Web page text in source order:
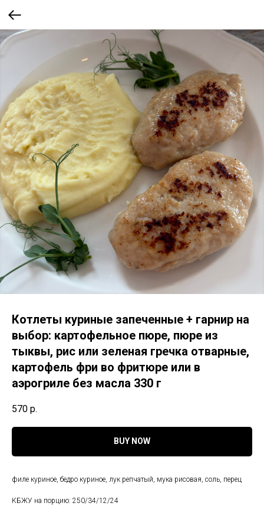
Котлеты куриные запеченные + гарнир на
выбор: картофельное пюре, пюре из
тыквы, рис или зеленая гречка отварные,
картофель фри во фритюре или в
аэрогриле без масла 330 г
570 р.
BUY NOW
филе куриное, бедро куриное, лук репчатый, мука рисовая, соль, перец
КБЖУ на порцию: 250/34/12/24